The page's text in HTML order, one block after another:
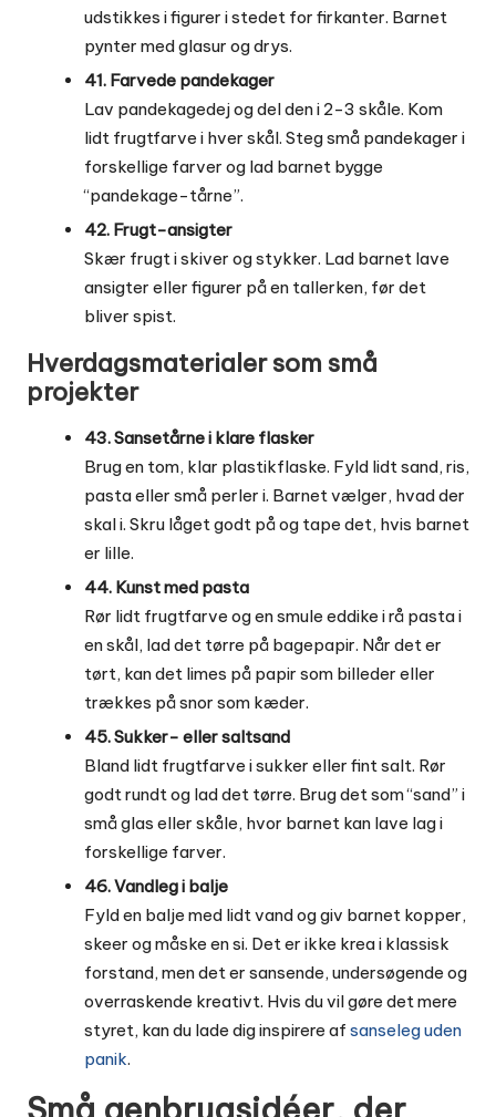
udstikkes i figurer i stedet for firkanter. Barnet
pynter med glasur og drys.
41. Farvede pandekager
Lav pandekagedej og del den i 2-3 skåle. Kom
lidt frugtfarve i hver skål. Steg små pandekager i
forskellige farver og lad barnet bygge
“pandekage-tårne”.
42. Frugt-ansigter
Skær frugt i skiver og stykker. Lad barnet lave
ansigter eller figurer på en tallerken, før det
bliver spist.
Hverdagsmaterialer som små
projekter
43. Sansetårne i klare flasker
Brug en tom, klar plastikflaske. Fyld lidt sand, ris,
pasta eller små perler i. Barnet vælger, hvad der
skal i. Skru låget godt på og tape det, hvis barnet
er lille.
44. Kunst med pasta
Rør lidt frugtfarve og en smule eddike i rå pasta i
en skål, lad det tørre på bagepapir. Når det er
tørt, kan det limes på papir som billeder eller
trækkes på snor som kæder.
45. Sukker- eller saltsand
Bland lidt frugtfarve i sukker eller fint salt. Rør
godt rundt og lad det tørre. Brug det som “sand” i
små glas eller skåle, hvor barnet kan lave lag i
forskellige farver.
46. Vandleg i balje
Fyld en balje med lidt vand og giv barnet kopper,
skeer og måske en si. Det er ikke krea i klassisk
forstand, men det er sansende, undersøgende og
overraskende kreativt. Hvis du vil gøre det mere
styret, kan du lade dig inspirere af sanseleg uden
panik.